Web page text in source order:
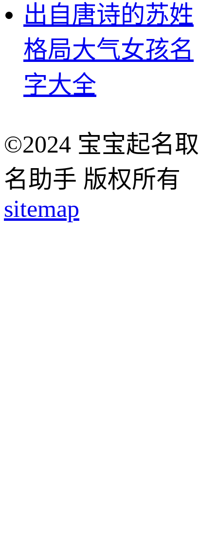
出自唐诗的苏姓
格局大气女孩名
字大全
©2024 宝宝起名取
名助手 版权所有
sitemap